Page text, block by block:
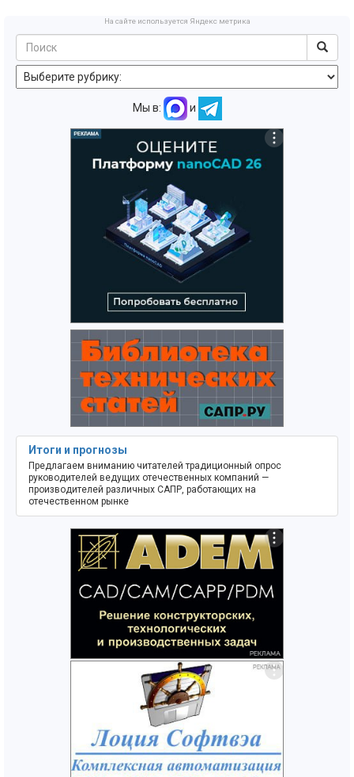
На сайте используется Яндекс метрика
Мы в: и
Итоги и прогнозы
Предлагаем вниманию читателей традиционный опрос
руководителей ведущих отечественных компаний —
производителей различных САПР, работающих на
отечественном рынке